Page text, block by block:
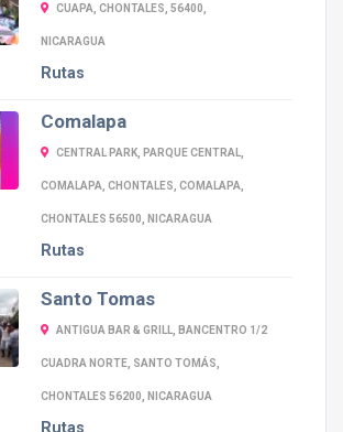
CUAPA, CHONTALES, 56400,
NICARAGUA
Rutas
Comalapa
CENTRAL PARK, PARQUE CENTRAL,
COMALAPA, CHONTALES, COMALAPA,
CHONTALES 56500, NICARAGUA
Rutas
Santo Tomas
ANTIGUA BAR & GRILL, BANCENTRO 1/2
CUADRA NORTE, SANTO TOMÁS,
CHONTALES 56200, NICARAGUA